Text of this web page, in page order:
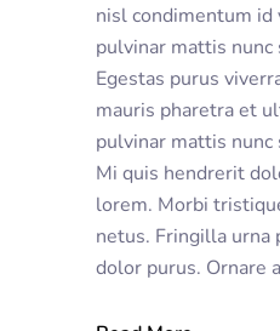
nisl condimentum id
pulvinar mattis nunc
Egestas purus
mauris pharetra et
pulvinar mattis
Mi quis hendrerit
lorem. Morbi
netus. Fringilla
dolor purus. Ornare